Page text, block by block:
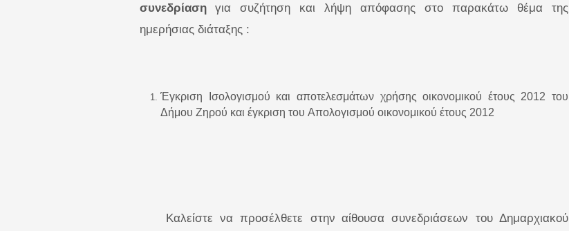
συνεδρίαση για συζήτηση και λήψη απόφασης στο παρακάτω θέμα της
ημερήσιας διάταξης :
Έγκριση Ισολογισμού και αποτελεσμάτων χρήσης οικονομικού έτους 2012 του
Δήμου Ζηρού και έγκριση του Απολογισμού οικονομικού έτους 2012
Καλείστε να προσέλθετε στην αίθουσα συνεδριάσεων του Δημαρχιακού